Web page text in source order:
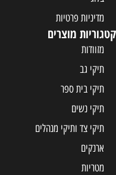
מדיניות פרטיות
קטגוריות מוצרים
מזוודות
תיקי גב
תיקי בית ספר
תיקי נשים
תיקי צד ותיקי מנהלים
ארנקים
מטריות